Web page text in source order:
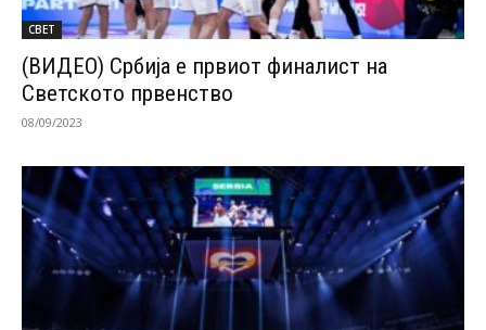
СВЕТ
(ВИДЕО) Србија е првиот финалист на
Светското првенство
08/09/2023